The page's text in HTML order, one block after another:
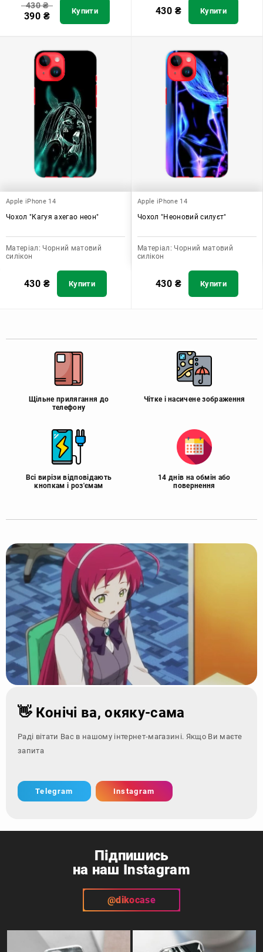
430₴
390 ₴ Купити 430 ₴ Купити
Apple iPhone 14
Чохол "Кагуя ахегао неон"
Матеріал: Чорний матовий
силікон
430 ₴ Купити
Apple iPhone 14
Чохол "Неоновий силуєт"
Матеріал: Чорний матовий
силікон
430 ₴ Купити
Щільне прилягання до
телефону
Чітке і насичене зображення
Всі вирізи відповідають
кнопкам і роз'ємам
14 днів на обмін або
повернення
👋 Конічі ва, окяку-сама
Раді вітати Вас в нашому інтернет-магазині. Якщо Ви маєте
запитання - зверн
Telegram Instagram
Підпишись
на наш Instagram
@dikocase